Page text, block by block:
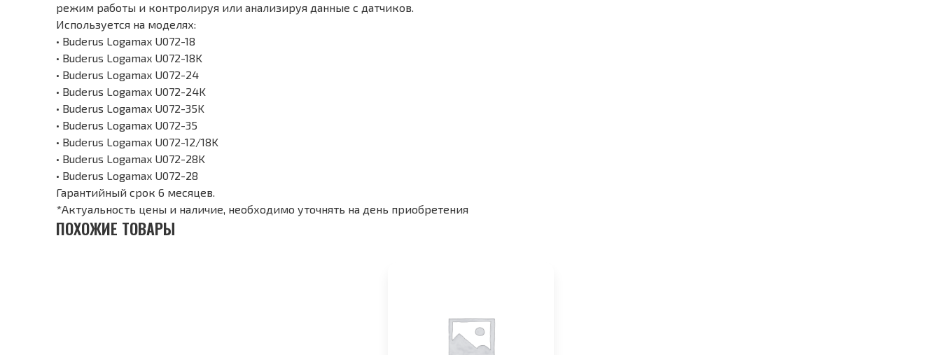
режим работы и контролируя или анализируя данные с датчиков.
Используется на моделях:
• Buderus Logamax U072-18
• Buderus Logamax U072-18K
• Buderus Logamax U072-24
• Buderus Logamax U072-24K
• Buderus Logamax U072-35K
• Buderus Logamax U072-35
• Buderus Logamax U072-12/18K
• Buderus Logamax U072-28K
• Buderus Logamax U072-28
Гарантийный срок 6 месяцев.
*Актуальность цены и наличие, необходимо уточнять на день приобретения
ПОХОЖИЕ ТОВАРЫ